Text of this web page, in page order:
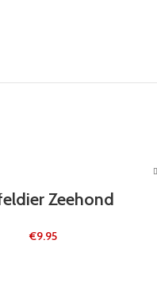
Zeehond
€9.95